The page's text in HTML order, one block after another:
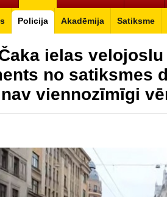
Policija Akadēmija Satiksme
ielas velojoslu
no satiksmes
viennozīmīgi